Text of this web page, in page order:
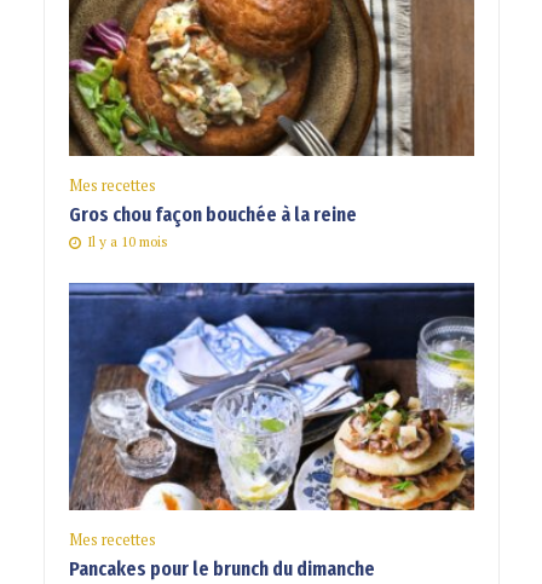
Mes recettes
Gros chou façon bouchée à la reine
Il y a 10 mois
Mes recettes
Pancakes pour le brunch du dimanche